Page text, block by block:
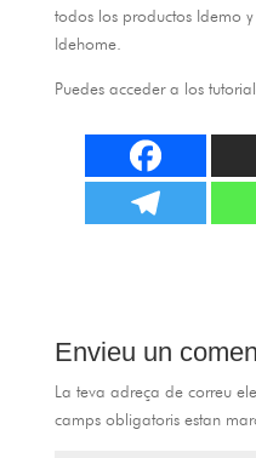
todos los productos Idemo
Idehome.
Puedes acceder a los
Envieu un
La teva adreça de correu
camps obligatoris estan